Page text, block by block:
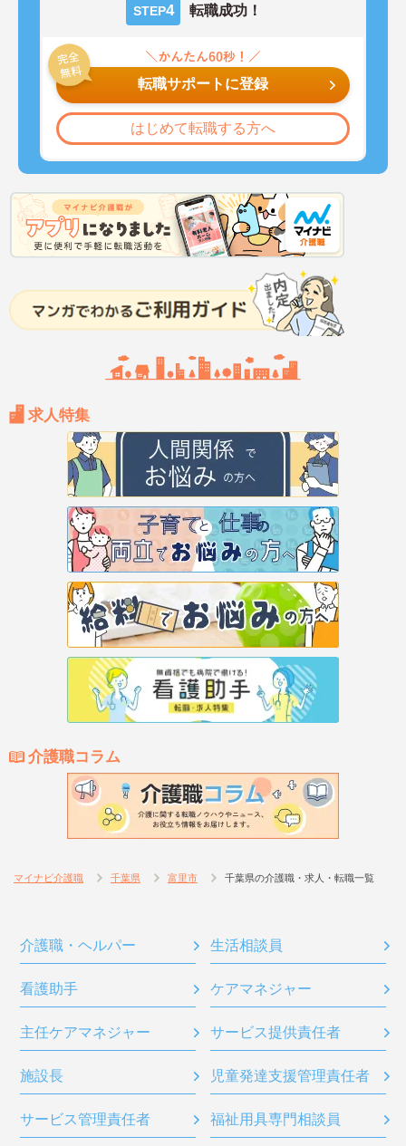
STEP4 転職成功！
転職サポートに登録
はじめて転職する方へ
求人特集
介護職コラム
マイナビ介護職 千葉県 富里市 千葉県の介護職・求人・転職一覧
介護職・ヘルパー 生活相談員
看護助手 ケアマネジャー
主任ケアマネジャー サービス提供責任者
施設長 児童発達支援管理責任者
サービス管理責任者 福祉用具専門相談員